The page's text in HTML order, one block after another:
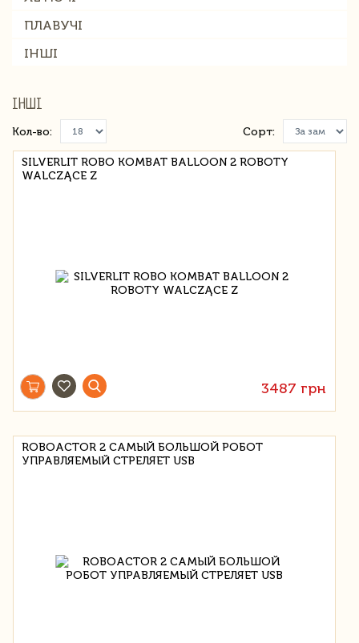
ПЛАВУЧІ
ІНШІ
ІНШІ
Кол-во: Сорт:
SILVERLIT ROBO KOMBAT BALLOON 2 ROBOTY
WALCZĄCE Z
3487 грн
ROBOACTOR 2 САМЫЙ БОЛЬШОЙ РОБОТ
УПРАВЛЯЕМЫЙ СТРЕЛЯЕТ USB